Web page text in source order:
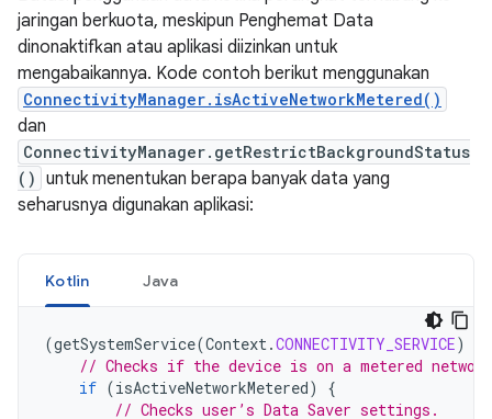
jaringan berkuota, meskipun Penghemat Data
dinonaktifkan atau aplikasi diizinkan untuk
mengabaikannya. Kode contoh berikut menggunakan
ConnectivityManager.isActiveNetworkMetered()
dan
ConnectivityManager.getRestrictBackgroundStatus
() untuk menentukan berapa banyak data yang
seharusnya digunakan aplikasi:
Kotlin Java
(getSystemService(Context.CONNECTIVITY_SERVICE)
// Checks if the device is on a metered network
if (isActiveNetworkMetered)
{
// Checks user’s Data Saver settings.